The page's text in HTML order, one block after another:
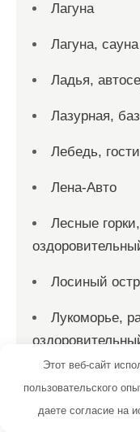
Лагуна
Лагуна, сауна
Ладья,
Лазурная,
Лебедь,
Лена-Авто
Лесные
Лосиный
Лукоморье,
Луховская
Лучший
Этот веб-сайт
пользовательского
даете согласие на